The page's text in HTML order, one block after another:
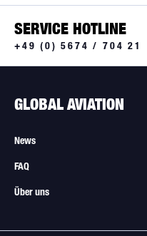
SERVICE HOTLINE
+49 (0) 5674 / 704 21
GLOBAL AVIATION
News
FAQ
Über uns